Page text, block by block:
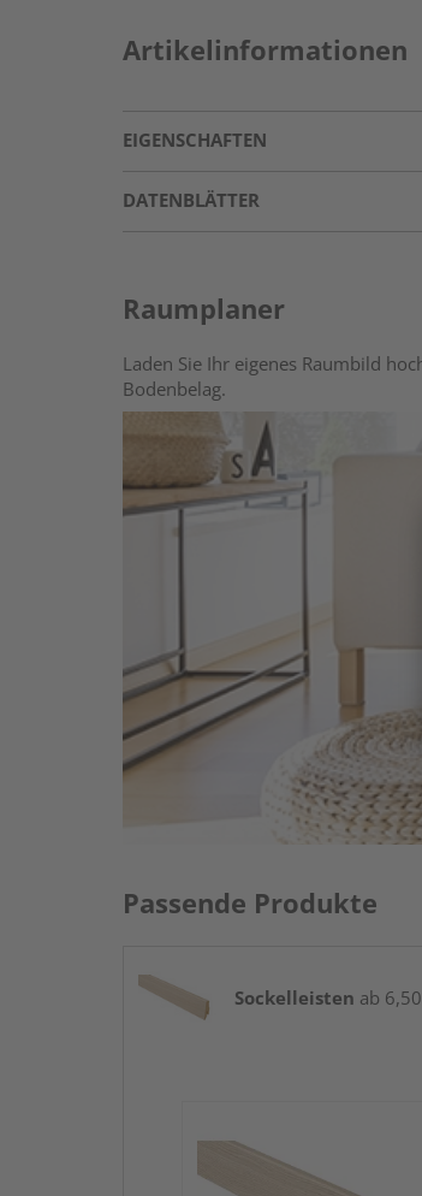
Artikelinformationen
EIGENSCHAFTEN
DATENBLÄTTER
Raumplaner
Laden Sie Ihr eigenes Raumbild
Bodenbelag.
Passende Produkte
Sockelleisten ab